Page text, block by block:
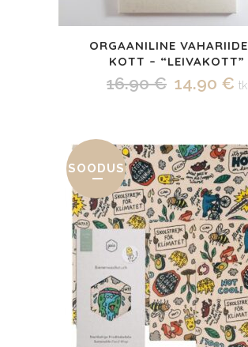
ORGAANILINE
KOTT – “LEIVAKOTT”
16.90€ Algne
16.90 €.
14.90 € tk
SOODUS